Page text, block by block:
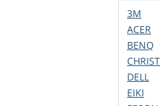
3M
ACER
BENQ
DELL
EIKI